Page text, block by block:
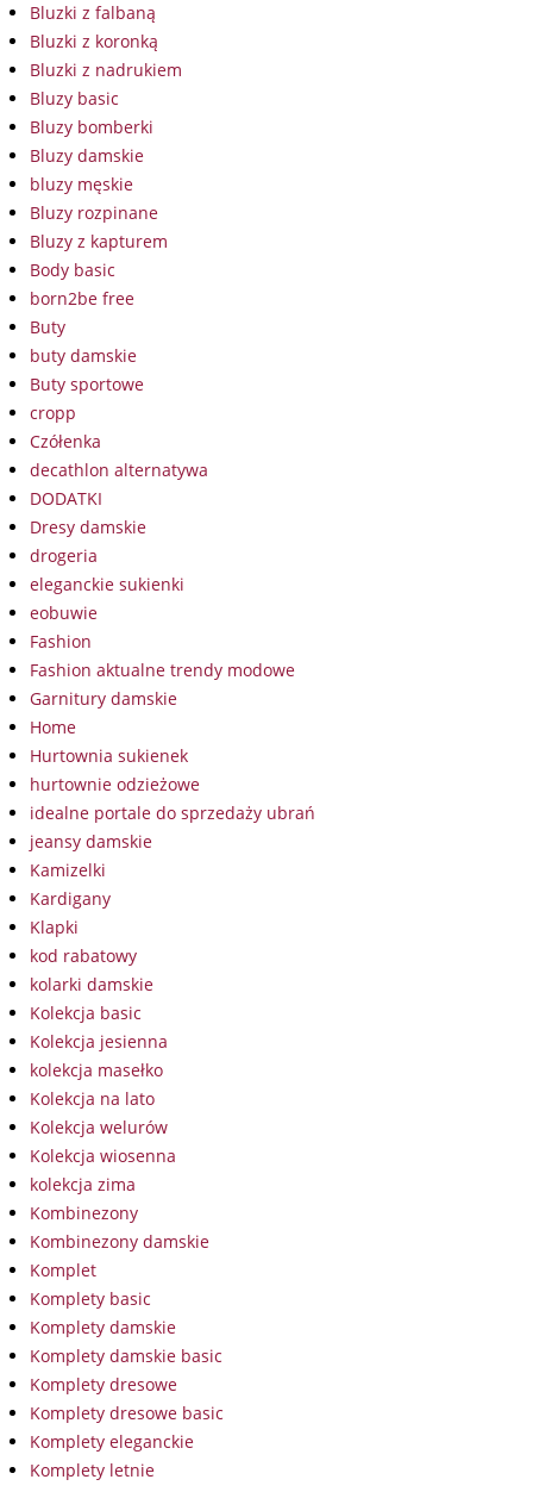
Bluzki z falbaną
Bluzki z koronką
Bluzki z nadrukiem
Bluzy basic
Bluzy bomberki
Bluzy damskie
bluzy męskie
Bluzy rozpinane
Bluzy z kapturem
Body basic
born2be free
Buty
buty damskie
Buty sportowe
cropp
Czółenka
decathlon alternatywa
DODATKI
Dresy damskie
drogeria
eleganckie sukienki
eobuwie
Fashion
Fashion aktualne trendy modowe
Garnitury damskie
Home
Hurtownia sukienek
hurtownie odzieżowe
idealne portale do sprzedaży ubrań
jeansy damskie
Kamizelki
Kardigany
Klapki
kod rabatowy
kolarki damskie
Kolekcja basic
Kolekcja jesienna
kolekcja masełko
Kolekcja na lato
Kolekcja welurów
Kolekcja wiosenna
kolekcja zima
Kombinezony
Kombinezony damskie
Komplet
Komplety basic
Komplety damskie
Komplety damskie basic
Komplety dresowe
Komplety dresowe basic
Komplety eleganckie
Komplety letnie